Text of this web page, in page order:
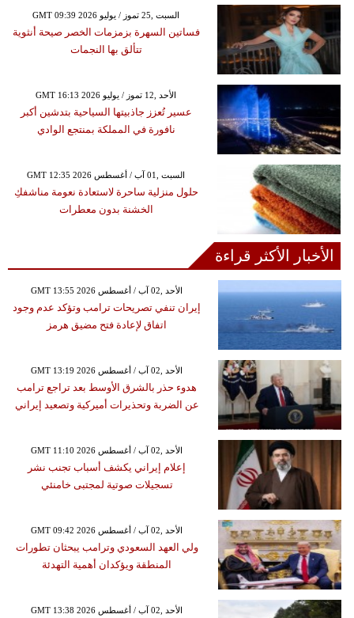
GMT 09:39 2026 السبت ,25 تموز / يوليو
فساتين السهرة بزمزمات الخصر صيحة أنثوية
تتألق بها النجمات
GMT 16:13 2026 الأحد ,12 تموز / يوليو
عسير تُعزز جاذبيتها السياحية بتدشين أكبر
نافورة في المملكة بمنتجع الوادي
GMT 12:35 2026 السبت ,01 آب / أغسطس
حلول منزلية ساحرة لاستعادة نعومة مناشفكِ
الخشنة بدون معطرات
الأخبار الأكثر قراءة
GMT 13:55 2026 الأحد ,02 آب / أغسطس
إيران تنفي تصريحات ترامب وتؤكد عدم وجود
اتفاق لإعادة فتح مضيق هرمز
GMT 13:19 2026 الأحد ,02 آب / أغسطس
هدوء حذر بالشرق الأوسط بعد تراجع ترامب
عن الضربة وتحذيرات أميركية وتصعيد إيراني
GMT 11:10 2026 الأحد ,02 آب / أغسطس
إعلام إيراني يكشف أسباب تجنب نشر
تسجيلات صوتية لمجتبى خامنئي
GMT 09:42 2026 الأحد ,02 آب / أغسطس
ولي العهد السعودي وترامب يبحثان تطورات
المنطقة ويؤكدان أهمية التهدئة
GMT 13:38 2026 الأحد ,02 آب / أغسطس